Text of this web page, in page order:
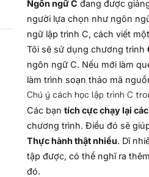
Ngôn ngữ C đang được
người lựa chọn như ngôn
ngữ lập trình C, cách viết
Tôi sẽ sử dụng chương trình
ngôn ngữ C. Nếu mới làm
làm trình soạn thảo mã
Chú ý cách học lập trình C
Các bạn tích cực chạy lại
chương trình. Điều đó sẽ
Thực hành thật nhiều. Dĩ
tập được, có thể nghĩ ra
đó.